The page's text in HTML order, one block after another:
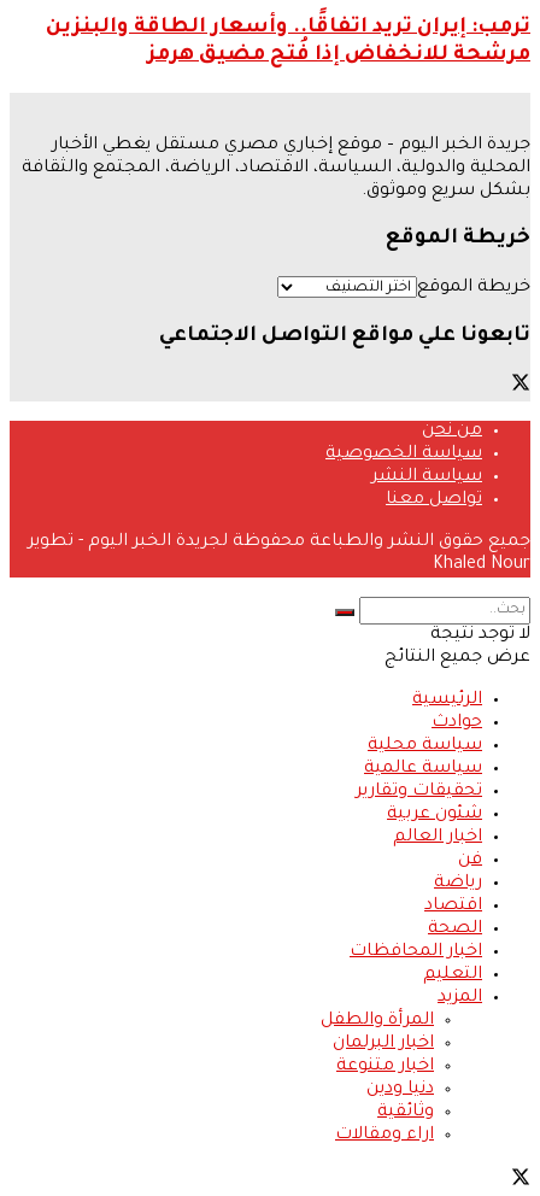
ترمب: إيران تريد اتفاقًا.. وأسعار الطاقة والبنزين
مرشحة للانخفاض إذا فُتح مضيق هرمز
جريدة الخبر اليوم – موقع إخباري مصري مستقل يغطي الأخبار
المحلية والدولية، السياسة، الاقتصاد، الرياضة، المجتمع والثقافة
بشكل سريع وموثوق.
خريطة الموقع
خريطة الموقع
تابعونا علي مواقع التواصل الاجتماعي
من نحن
سياسة الخصوصية
سياسة النشر
تواصل معنا
جميع حقوق النشر والطباعة محفوظة لجريدة الخبر اليوم - تطوير
Khaled Nour
لا توجد نتيجة
عرض جميع النتائج
الرئيسية
حوادث
سياسة محلية
سياسة عالمية
تحقيقات وتقارير
شئون عربية
اخبار العالم
فن
رياضة
اقتصاد
الصحة
اخبار المحافظات
التعليم
المزيد
المرأة والطفل
اخبار البرلمان
اخبار متنوعة
دنيا ودين
وثائقية
اراء ومقالات